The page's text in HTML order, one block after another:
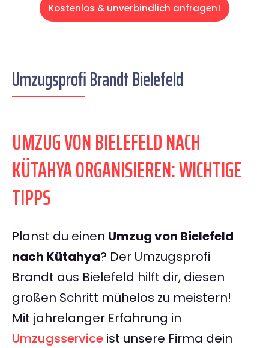
Kostenlos & unverbindlich anfragen!
Umzugsprofi Brandt Bielefeld
UMZUG VON BIELEFELD NACH
KÜTAHYA ORGANISIEREN: WICHTIGE
TIPPS
Planst du einen Umzug von Bielefeld
nach Kütahya? Der Umzugsprofi
Brandt aus Bielefeld hilft dir, diesen
großen Schritt mühelos zu meistern!
Mit jahrelanger Erfahrung in
Umzugsservice ist unsere Firma dein